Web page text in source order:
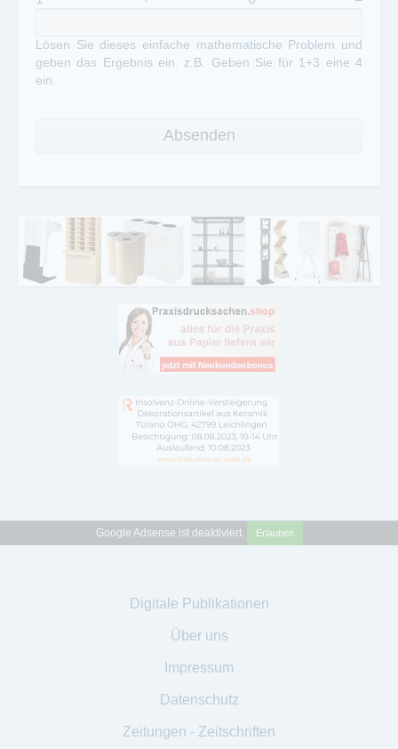
Lösen Sie dieses einfache mathematische Problem und
geben das Ergebnis ein. z.B. Geben Sie für 1+3 eine 4
ein.
Google Adsense ist deaktiviert. Erlauben
Digitale Publikationen
Über uns
Impressum
Datenschutz
Zeitungen - Zeitschriften